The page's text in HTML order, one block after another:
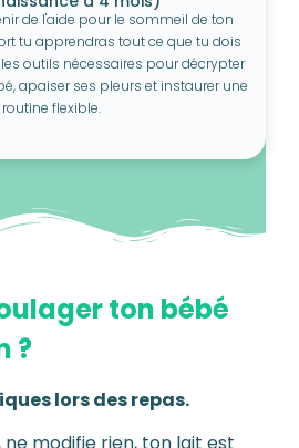
de l'aide pour le sommeil de ton
tu apprendras tout ce que tu dois
outils nécessaires pour décrypter
apaiser ses pleurs et instaurer une
routine flexible.
ton bébé
?
lors des repas.
ne modifie rien, ton lait est